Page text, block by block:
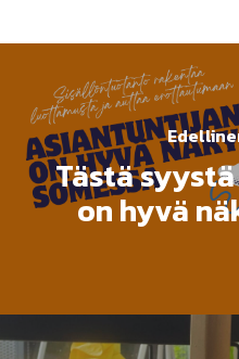
Tästä
on hyvä